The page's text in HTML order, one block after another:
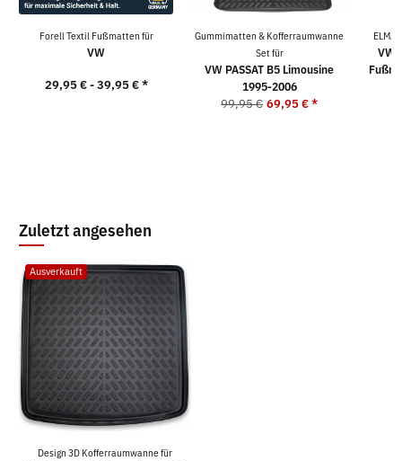
Forell Textil Fußmatten für
VW
29,95 € -39,95 €*
Gummimatten & Kofferraumwanne
Set für
VW PASSAT B5 Limousine
1995-2006
99,95 € 69,95 €*
VW
Zuletzt angesehen
Ausverkauft
Design 3D Kofferraumwanne für